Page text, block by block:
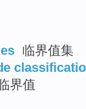
临界值集
界值